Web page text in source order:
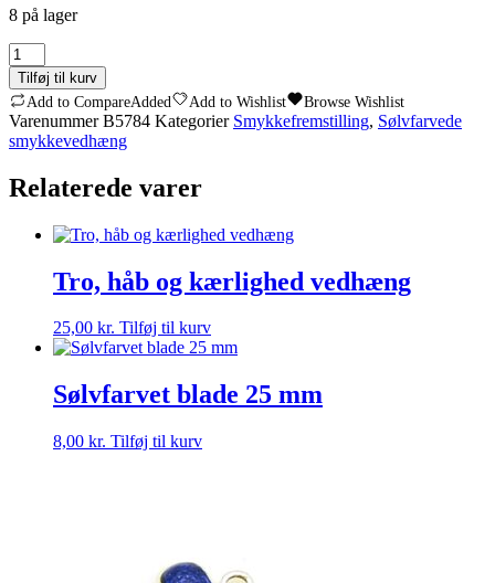
8 på lager
Sølvbelagt
kors
med
klare
sten,
47
antal
Tilføj til kurv
Add to CompareAdded Add to Wishlist Browse Wishlist
VarenummerB5784 Kategorier Smykkefremstilling, Sølvfarvede
smykkevedhæng
Relaterede varer
Tro, håb og kærlighed vedhæng
25,00 kr. Tilføj til kurv
Sølvfarvet blade 25 mm
8,00 kr. Tilføj til kurv